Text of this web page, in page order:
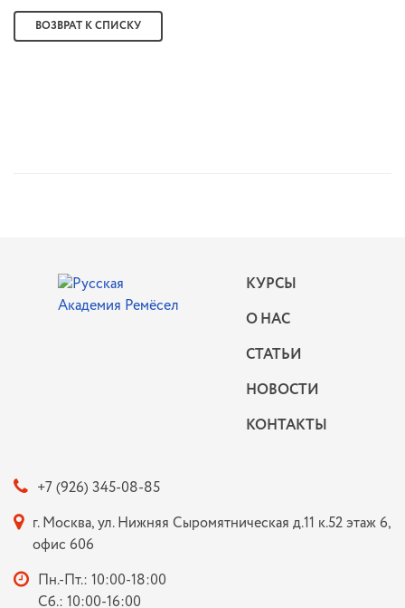
ВОЗВРАТ К СПИСКУ
КУРСЫ
О НАС
СТАТЬИ
НОВОСТИ
КОНТАКТЫ
+7 (926) 345-08-85
г. Москва, ул. Нижняя Сыромятническая д.11 к.52 этаж 6,
офис 606
Пн.-Пт.: 10:00-18:00
Сб.: 10:00-16:00